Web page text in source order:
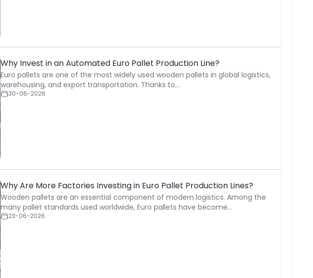
Why Invest in an Automated Euro Pallet Production Line?
Euro pallets are one of the most widely used wooden pallets in global logistics,
warehousing, and export transportation. Thanks to…
30-06-2026
Why Are More Factories Investing in Euro Pallet Production Lines?
Wooden pallets are an essential component of modern logistics. Among the
many pallet standards used worldwide, Euro pallets have become…
23-06-2026